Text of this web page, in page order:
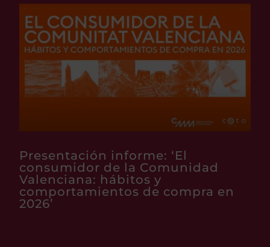
Presentación informe: ‘El
consumidor de la Comunidad
Valenciana: hábitos y
comportamientos de compra en
2026’